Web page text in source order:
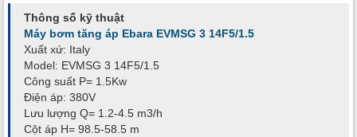
Thông số kỹ thuật
Máy bơm tăng áp Ebara EVMSG 3 14F5/1.5
Xuất xứ: Italy
Model: EVMSG 3 14F5/1.5
Công suất P= 1.5Kw
Điện áp: 380V
Lưu lượng Q= 1.2-4.5 m3/h
Cột áp H= 98.5-58.5 m